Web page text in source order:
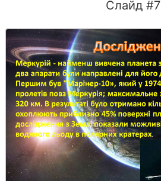
Слайд #7